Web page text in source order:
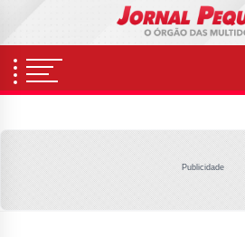
content
Publicidade